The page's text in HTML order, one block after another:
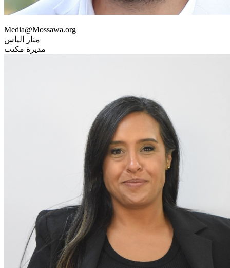
Media@Mossawa.org
منار الياس
مديرة مكتب